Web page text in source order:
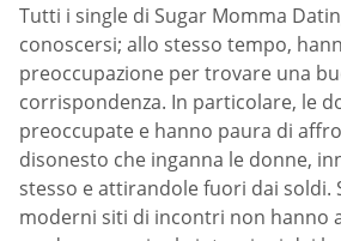
Tutti i single di Sugar Momma
conoscersi; allo stesso tempo,
preoccupazione per trovare una
corrispondenza. In particolare, le
preoccupate e hanno paura di
disonesto che inganna le donne,
stesso e attirandole fuori dai soldi.
moderni siti di incontri non hanno